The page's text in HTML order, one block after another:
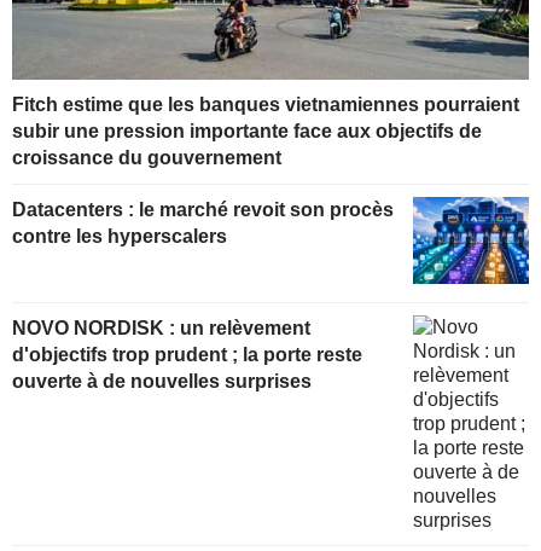
Fitch estime que les banques vietnamiennes pourraient
subir une pression importante face aux objectifs de
croissance du gouvernement
Datacenters : le marché revoit son procès
contre les hyperscalers
NOVO NORDISK : un relèvement
d'objectifs trop prudent ; la porte reste
ouverte à de nouvelles surprises